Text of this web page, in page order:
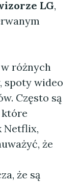
LG,
różnych
spoty wideo
Często są
które
Netflix,
że
że są